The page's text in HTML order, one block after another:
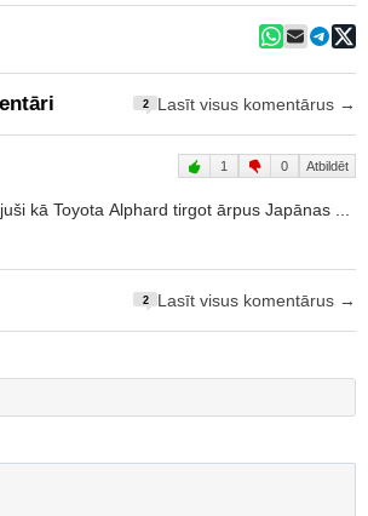
2 Lasīt visus komentārus →
1 0 Atbildēt
kā Toyota Alphard tirgot ārpus Japānas ...
2 Lasīt visus komentārus →